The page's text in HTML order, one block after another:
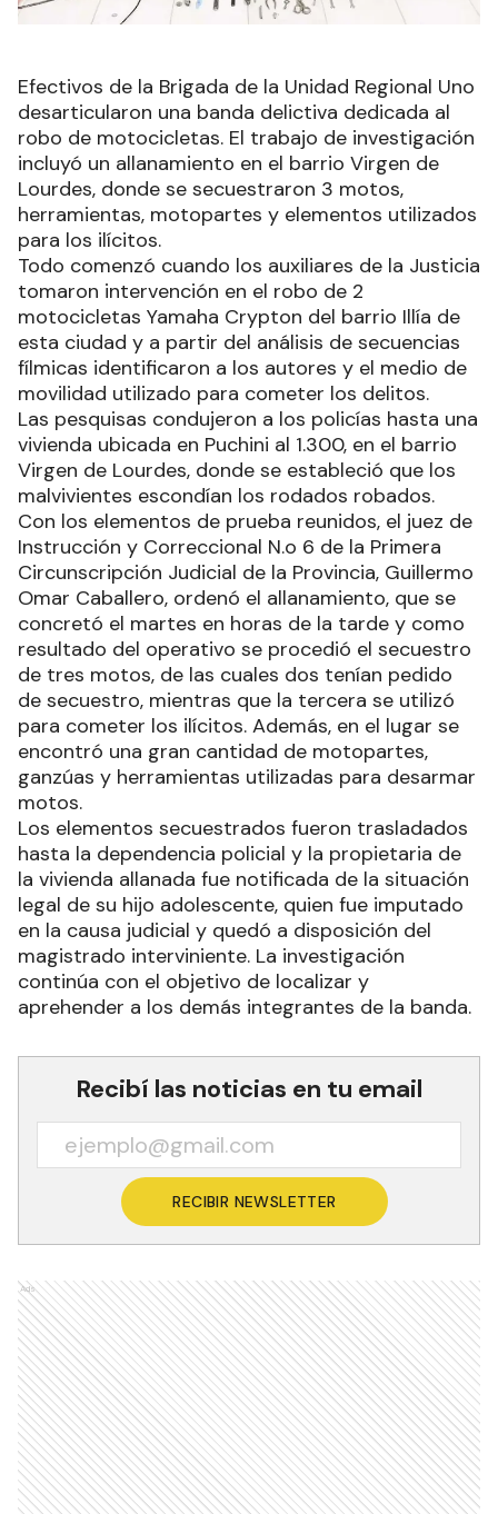
Efectivos de la Brigada de la Unidad Regional Uno
desarticularon una banda delictiva dedicada al
robo de motocicletas. El trabajo de investigación
incluyó un allanamiento en el barrio Virgen de
Lourdes, donde se secuestraron 3 motos,
herramientas, motopartes y elementos utilizados
para los ilícitos.
Todo comenzó cuando los auxiliares de la Justicia
tomaron intervención en el robo de 2
motocicletas Yamaha Crypton del barrio Illía de
esta ciudad y a partir del análisis de secuencias
fílmicas identificaron a los autores y el medio de
movilidad utilizado para cometer los delitos.
Las pesquisas condujeron a los policías hasta una
vivienda ubicada en Puchini al 1.300, en el barrio
Virgen de Lourdes, donde se estableció que los
malvivientes escondían los rodados robados.
Con los elementos de prueba reunidos, el juez de
Instrucción y Correccional N.o 6 de la Primera
Circunscripción Judicial de la Provincia, Guillermo
Omar Caballero, ordenó el allanamiento, que se
concretó el martes en horas de la tarde y como
resultado del operativo se procedió el secuestro
de tres motos, de las cuales dos tenían pedido
de secuestro, mientras que la tercera se utilizó
para cometer los ilícitos. Además, en el lugar se
encontró una gran cantidad de motopartes,
ganzúas y herramientas utilizadas para desarmar
motos.
Los elementos secuestrados fueron trasladados
hasta la dependencia policial y la propietaria de
la vivienda allanada fue notificada de la situación
legal de su hijo adolescente, quien fue imputado
en la causa judicial y quedó a disposición del
magistrado interviniente. La investigación
continúa con el objetivo de localizar y
aprehender a los demás integrantes de la banda.
Recibí las noticias en tu email
RECIBIR NEWSLETTER
Ads